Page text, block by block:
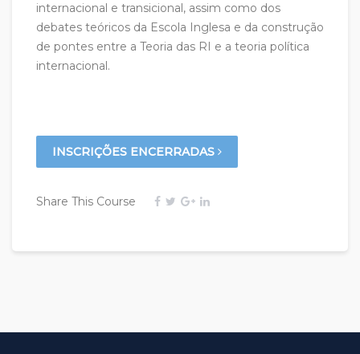
internacional e transicional, assim como dos
debates teóricos da Escola Inglesa e da construção
de pontes entre a Teoria das RI e a teoria política
internacional.
INSCRIÇÕES ENCERRADAS
Share This Course